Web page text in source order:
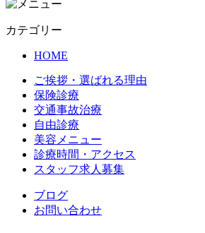
カテゴリー
HOME
ご挨拶・選ばれる理由
保険診療
交通事故治療
自由診療
美容メニュー
診療時間・アクセス
スタッフ求人募集
ブログ
お問い合わせ